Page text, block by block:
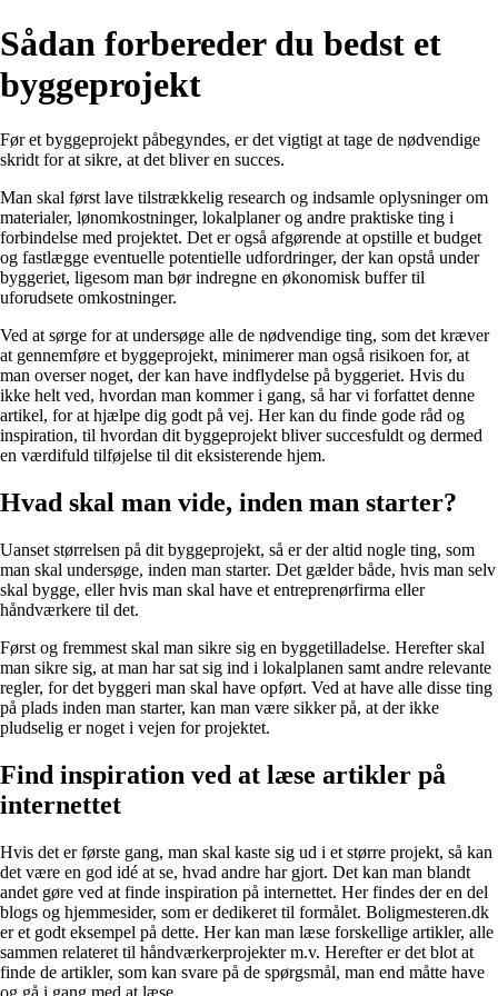
Sådan forbereder du bedst et
byggeprojekt
Før et byggeprojekt påbegyndes, er det vigtigt at tage de nødvendige
skridt for at sikre, at det bliver en succes.
Man skal først lave tilstrækkelig research og indsamle oplysninger om
materialer, lønomkostninger, lokalplaner og andre praktiske ting i
forbindelse med projektet. Det er også afgørende at opstille et budget
og fastlægge eventuelle potentielle udfordringer, der kan opstå under
byggeriet, ligesom man bør indregne en økonomisk buffer til
uforudsete omkostninger.
Ved at sørge for at undersøge alle de nødvendige ting, som det kræver
at gennemføre et byggeprojekt, minimerer man også risikoen for, at
man overser noget, der kan have indflydelse på byggeriet. Hvis du
ikke helt ved, hvordan man kommer i gang, så har vi forfattet denne
artikel, for at hjælpe dig godt på vej. Her kan du finde gode råd og
inspiration, til hvordan dit byggeprojekt bliver succesfuldt og dermed
en værdifuld tilføjelse til dit eksisterende hjem.
Hvad skal man vide, inden man starter?
Uanset størrelsen på dit byggeprojekt, så er der altid nogle ting, som
man skal undersøge, inden man starter. Det gælder både, hvis man selv
skal bygge, eller hvis man skal have et entreprenørfirma eller
håndværkere til det.
Først og fremmest skal man sikre sig en byggetilladelse. Herefter skal
man sikre sig, at man har sat sig ind i lokalplanen samt andre relevante
regler, for det byggeri man skal have opført. Ved at have alle disse ting
på plads inden man starter, kan man være sikker på, at der ikke
pludselig er noget i vejen for projektet.
Find inspiration ved at læse artikler på
internettet
Hvis det er første gang, man skal kaste sig ud i et større projekt, så kan
det være en god idé at se, hvad andre har gjort. Det kan man blandt
andet gøre ved at finde inspiration på internettet. Her findes der en del
blogs og hjemmesider, som er dedikeret til formålet. Boligmesteren.dk
er et godt eksempel på dette. Her kan man læse forskellige artikler, alle
sammen relateret til håndværkerprojekter m.v. Herefter er det blot at
finde de artikler, som kan svare på de spørgsmål, man end måtte have
og gå i gang med at læse.